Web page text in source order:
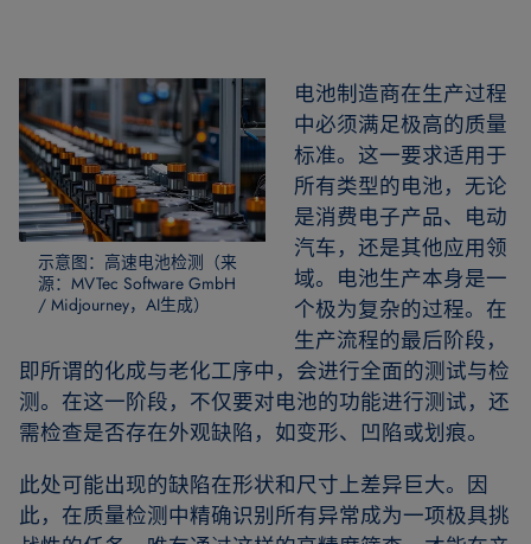
示意图：高速电池检测（来
源：MVTec Software GmbH
/ Midjourney，AI生成）
电池制造商在生产过程
中必须满足极高的质量
标准。这一要求适用于
所有类型的电池，无论
是消费电子产品、电动
汽车，还是其他应用领
域。电池生产本身是一
个极为复杂的过程。在
生产流程的最后阶段，
即所谓的化成与老化工序中，会进行全面的测试与检
测。在这一阶段，不仅要对电池的功能进行测试，还
需检查是否存在外观缺陷，如变形、凹陷或划痕。
此处可能出现的缺陷在形状和尺寸上差异巨大。因
此，在质量检测中精确识别所有异常成为一项极具挑